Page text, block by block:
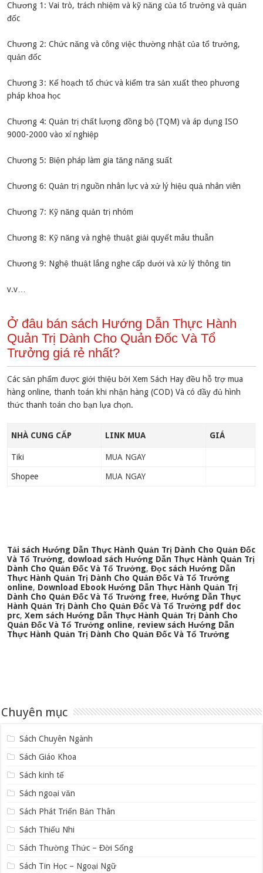
Chương 1: Vai trò, trách nhiệm và kỹ năng của tổ trưởng và quản
đốc
Chương 2: Chức năng và công việc thường nhật của tổ trưởng,
quản đốc
Chương 3: Kế hoạch tổ chức và kiểm tra sản xuất theo phương
pháp khoa học
Chương 4: Quản trị chất lượng đồng bộ (TQM) và áp dụng ISO
9000-2000 vào xí nghiệp
Chương 5: Biện pháp làm gia tăng năng suất
Chương 6: Quản trị nguồn nhân lực và xử lý hiệu quả nhân viên
Chương 7: Kỹ năng quản trị nhóm
Chương 8: Kỹ năng và nghệ thuật giải quyết mâu thuẫn
Chương 9: Nghệ thuật lắng nghe cấp dưới và xử lý thông tin
v.v…
Ở đâu bán sách Hướng Dẫn Thực Hành
Quản Trị Dành Cho Quản Đốc Và Tổ
Trưởng giá rẻ nhất?
Các sản phẩm được giới thiệu bởi Xem Sách Hay đều hỗ trợ mua
hàng online, thanh toán khi nhận hàng (COD) Và có đầy đủ hình
thức thanh toán cho bạn lựa chọn.
NHÀ CUNG CẤP LINK MUA GIÁ
Tiki MUA NGAY
Shopee MUA NGAY
Tải sách Hướng Dẫn Thực Hành Quản Trị Dành Cho Quản Đốc
Và Tổ Trưởng, dowload sách Hướng Dẫn Thực Hành Quản Trị
Dành Cho Quản Đốc Và Tổ Trưởng,Đọc sách Hướng Dẫn
Thực Hành Quản Trị Dành Cho Quản Đốc Và Tổ Trưởng
online, Download Ebook Hướng Dẫn Thực Hành Quản Trị
Dành Cho Quản Đốc Và Tổ Trưởng free, Hướng Dẫn Thực
Hành Quản Trị Dành Cho Quản Đốc Và Tổ Trưởng pdf doc
prc,Xem sách Hướng Dẫn Thực Hành Quản Trị Dành Cho
Quản Đốc Và Tổ Trưởng online, review sách Hướng Dẫn
Thực Hành Quản Trị Dành Cho Quản Đốc Và Tổ Trưởng
Chuyên mục
Sách Chuyên Ngành
Sách Giáo Khoa
Sách kinh tế
Sách ngoại văn
Sách Phát Triển Bản Thân
Sách Thiếu Nhi
Sách Thường Thức – Đời Sống
Sách Tin Học – Ngoại Ngữ